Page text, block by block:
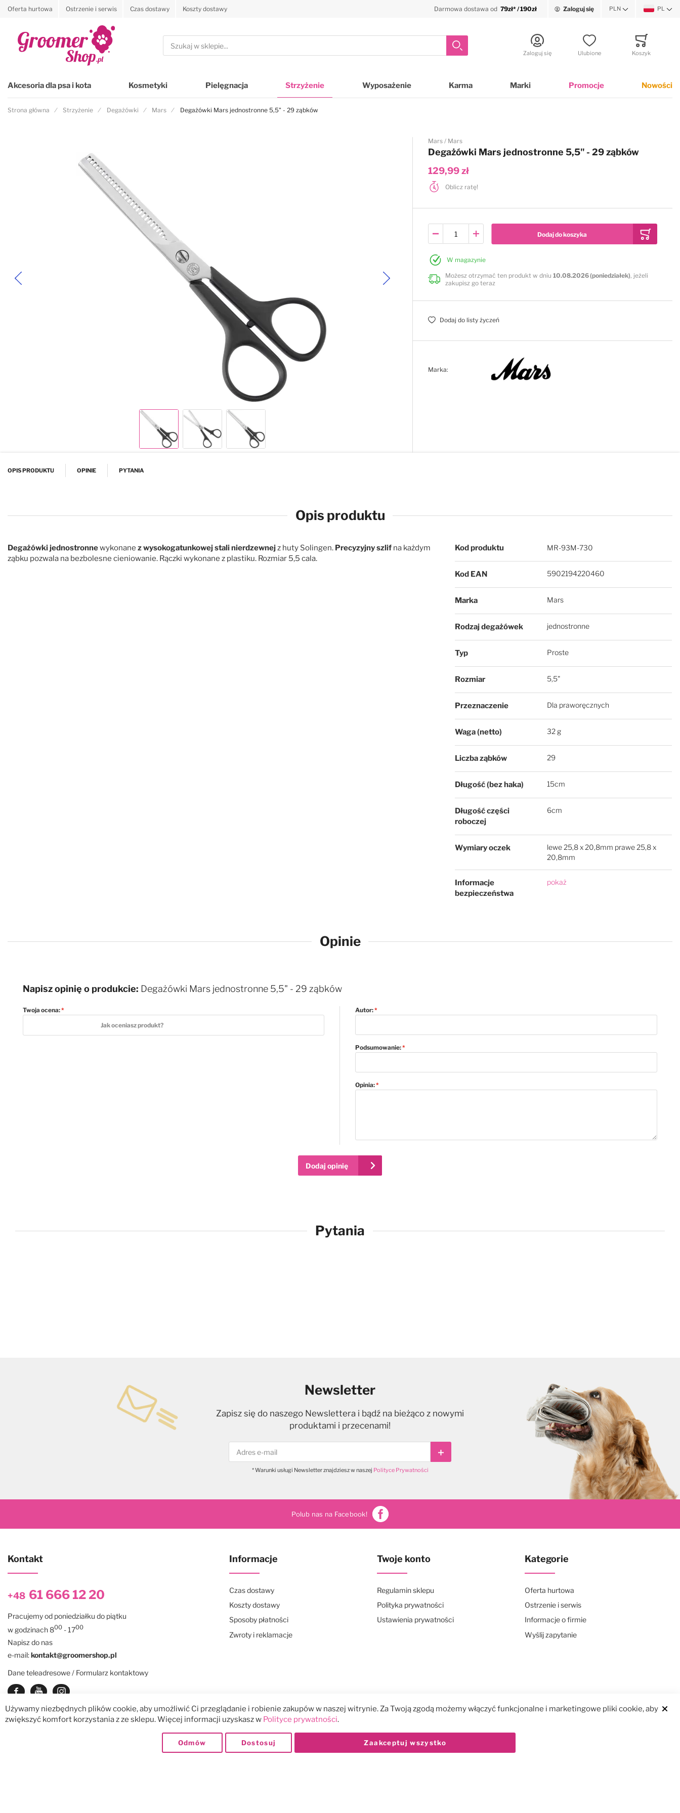
Oferta hurtowa Ostrzenie i serwis Czas dostawy Koszty dostawy Darmowa dostawa od 79zł* / 190zł Zaloguj sięWalutaPLN PL
Szukaj
Szukaj Zaloguj się Ulubione Koszyk
Akcesoria dla psa i kota Kosmetyki Pielęgnacja Strzyżenie Wyposażenie Karma Marki Promocje Nowości
Strona główna Strzyżenie Degażówki Mars Degażówki Mars jednostronne 5,5" - 29 ząbków
Przejdź na koniec galerii
Mars Mars
Degażówki Mars jednostronne 5,5" - 29 ząbków
129,99 zł
Oblicz ratę!
Dodaj do koszyka
W magazynie
Możesz otrzymać ten produkt w dniu10.08.2026 (poniedziałek), jeżeli
zakupisz go teraz
Dodaj do listy życzeń
Marka:
OPIS PRODUKTU OPINIE PYTANIA
Opis produktu
Degażówki jednostronnewykonane z wysokogatunkowej stali nierdzewnejz huty Solingen. Precyzyjny szlif na każdym
ząbku pozwala na bezbolesne cieniowanie. Rączki wykonane z plastiku. Rozmiar 5,5 cala.
Więcej informacji
Kod produktu MR-93M-730
Kod EAN 5902194220460
Marka Mars
Rodzaj degażówek jednostronne
Typ Proste
Rozmiar 5,5"
Przeznaczenie Dla praworęcznych
Waga (netto) 32 g
Liczba ząbków 29
Długość (bez haka) 15cm
Długość części
roboczej
6cm
Wymiary oczek
lewe 25,8 x 20,8mm prawe 25,8 x
20,8mm
Informacje
bezpieczeństwa
pokaż
Opinie
Napisz opinię o produkcie: Degażówki Mars jednostronne 5,5" - 29 ząbków
Twoja ocena:
Jak oceniasz produkt?
5 stars
Autor:
Podsumowanie:
Opinia:
Dodaj opinię
Pytania
Newsletter
Zapisz się do naszego Newslettera i bądź na bieżąco z nowymi
produktami i przecenami!
Subskrybuj
* Warunki usługi Newsletter znajdziesz w naszej Polityce Prywatności
Polub nas na Facebook!
Kontakt
+48 61 666 12 20
Pracujemy od poniedziałku do piątku
w godzinach 800 - 1700
Napisz do nas
e-mail:kontakt@groomershop.pl
Dane teleadresowe / Formularz kontaktowy
Zobacz nasz Facebook
Zobacz nasz kanał Youtube
See our instagram
Informacje
Czas dostawy
Koszty dostawy
Sposoby płatności
Zwroty i reklamacje
Twoje konto
Regulamin sklepu
Polityka prywatności
Ustawienia prywatności
Kategorie
Oferta hurtowa
Ostrzenie i serwis
Informacje o firmie
Wyślij zapytanie
Płatności:
Używamy niezbędnych plików cookie, aby umożliwić Ci przeglądanie i robienie zakupów w naszej witrynie. Za Twoją zgodą możemy włączyć funkcjonalne i marketingowe pliki cookie, aby
zwiększyć komfort korzystania z ze sklepu. Więcej informacji uzyskasz w Polityce prywatności.
Zaakceptuj wszystko
Dostosuj
Odmów